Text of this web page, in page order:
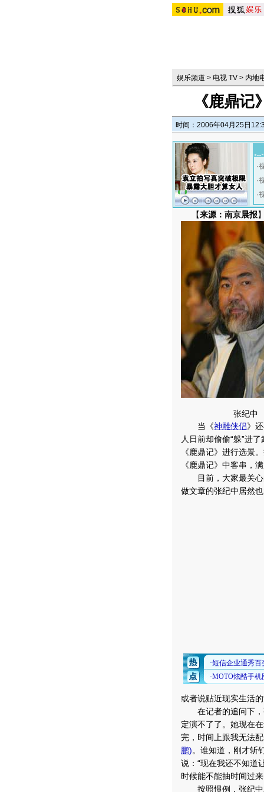
娱乐频道 > 电视 TV > 内地
《鹿鼎
时间：2006年04月25日
·
·
·
【来源：南京晨报
张纪中
当《神雕侠侣》
人日前却偷偷“躲”进
《鹿鼎记》进行选景
《鹿鼎记》中客串，
目前，大家最关心
做文章的张纪中居然
或者说贴近现实生活
在记者的追问下，
定演不了了。她现在
完，时间上跟我无法
鹏)。谁知道，刚才斩
说：“现在我还不知道
时候能不能抽时间过来
按照惯例，张纪中